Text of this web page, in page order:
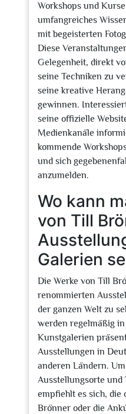
Workshops und
umfangreiches
mit begeisterten
Diese
Gelegenheit, direkt
seine Techniken zu
seine kreative
gewinnen.
seine offizielle
Medienkanäle
kommende
und sich
anzumelden.
Wo kann
von Till
Galerien
Die Werke von Till
renommierten
der ganzen Welt zu
werden regelmäßig
Kunstgalerien
Ausstellungen in
anderen Ländern.
Ausstellungsorte und
empfiehlt es sich, die
Brönner oder die